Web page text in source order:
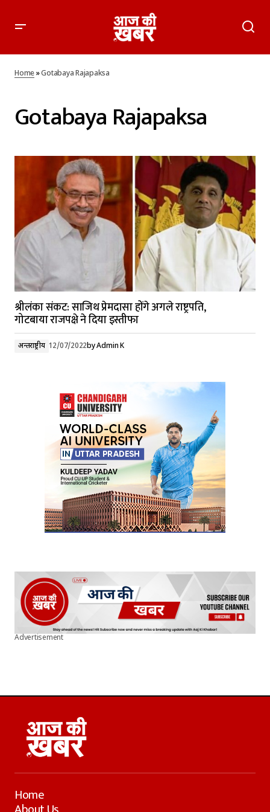
Home»Gotabaya Rajapaksa
Gotabaya Rajapaksa
श्रीलंका संकट: साजिथ प्रेमदासा होंगे अगले राष्ट्रपति,
गोटबाया राजपक्षे ने दिया इस्तीफा
अन्तर्राष्ट्रीय 12/07/2022byAdmin K
Advertisement
Home